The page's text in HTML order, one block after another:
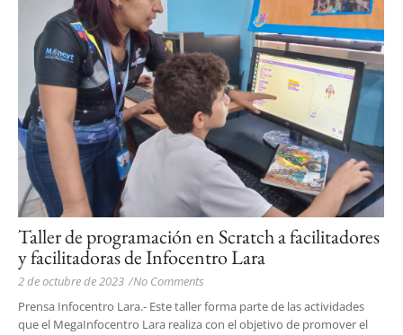
Taller de programación en Scratch a facilitadores
y facilitadoras de Infocentro Lara
2 de octubre de 2023 /No Comments
Prensa Infocentro Lara.- Este taller forma parte de las actividades
que el MegaInfocentro Lara realiza con el objetivo de promover el